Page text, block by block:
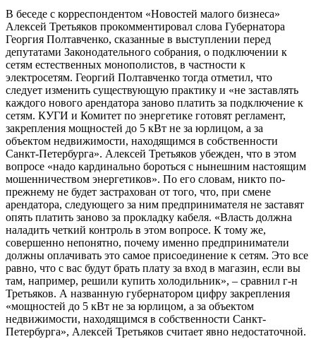
В беседе с корреспондентом «Новостей малого бизнеса»
Алексей Третьяков прокомментировал слова Губернатора
Георгия Полтавченко, сказанные в выступлении перед
депутатами Законодательного собрания, о подключении к
сетям естественных монополистов, в частности к
электросетям. Георгий Полтавченко тогда отметил, что
следует изменить существующую практику и «не заставлять
каждого нового арендатора заново платить за подключение к
сетям. КУГИ и Комитет по энергетике готовят регламент,
закрепления мощностей до 5 кВт не за юрлицом, а за
объектом недвижимости, находящимся в собственности
Санкт-Петербурга». Алексей Третьяков убежден, что в этом
вопросе «надо кардинально бороться с нынешним настоящим
мошенничеством энергетиков». По его словам, никто по-
прежнему не будет застрахован от того, что, при смене
арендатора, следующего за ним предпринимателя не заставят
опять платить заново за прокладку кабеля. «Власть должна
наладить четкий контроль в этом вопросе. К тому же,
совершенно непонятно, почему именно предприниматели
должны оплачивать это самое присоединение к сетям. Это все
равно, что с вас будут брать плату за вход в магазин, если вы
там, например, решили купить холодильник», – сравнил г-н
Третьяков. А названную губернатором цифру закрепления
«мощностей до 5 кВт не за юрлицом, а за объектом
недвижимости, находящимся в собственности Санкт-
Петербурга», Алексей Третьяков считает явно недостаточной.